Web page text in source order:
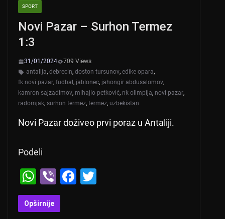
SPORT
Novi Pazar – Surhon Termez
1:3
31/01/2024
709 Views
antalija, debrecin, doston tursunov, eđike opara,
fk novi pazar, fudbal , jablonec, jahongir abdusalomov,
kamron sajzadimov, mihajlo petković, nk olimpija, novi pazar,
radomjak, surhon termez, termez, uzbekistan
Novi Pazar doživeo prvi poraz u Antaliji.
Podeli
W
h
at
Vi
b
er
F
Opširnije